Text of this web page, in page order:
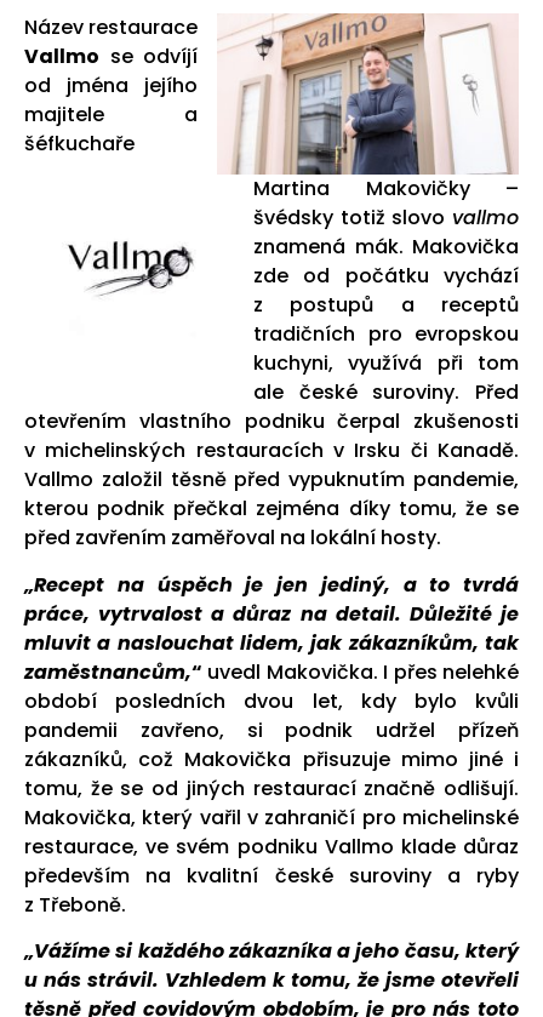
Název restaurace
Vallmo se odvíjí
od jména jejího
majitele a
šéfkuchaře
Martina Makovičky –
švédsky totiž slovo vallmo
znamená mák. Makovička
zde od počátku vychází
z postupů a receptů
tradičních pro evropskou
kuchyni, využívá při tom
ale české suroviny. Před
otevřením vlastního podniku čerpal zkušenosti
v michelinských restauracích v Irsku či Kanadě.
Vallmo založil těsně před vypuknutím pandemie,
kterou podnik přečkal zejména díky tomu, že se
před zavřením zaměřoval na lokální hosty.
„Recept na úspěch je jen jediný, a to tvrdá
práce, vytrvalost a důraz na detail. Důležité je
mluvit a naslouchat lidem, jak zákazníkům, tak
zaměstnancům,“ uvedl Makovička. I přes nelehké
období posledních dvou let, kdy bylo kvůli
pandemii zavřeno, si podnik udržel přízeň
zákazníků, což Makovička přisuzuje mimo jiné i
tomu, že se od jiných restaurací značně odlišují.
Makovička, který vařil v zahraničí pro michelinské
restaurace, ve svém podniku Vallmo klade důraz
především na kvalitní české suroviny a ryby
z Třeboně.
„Vážíme si každého zákazníka a jeho času, který
u nás strávil. Vzhledem k tomu, že jsme otevřeli
těsně před covidovým obdobím, je pro nás toto